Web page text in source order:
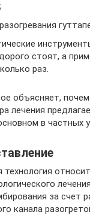
стоят, а
раз.
объясняет,
лечения
в частных
за счет
канала